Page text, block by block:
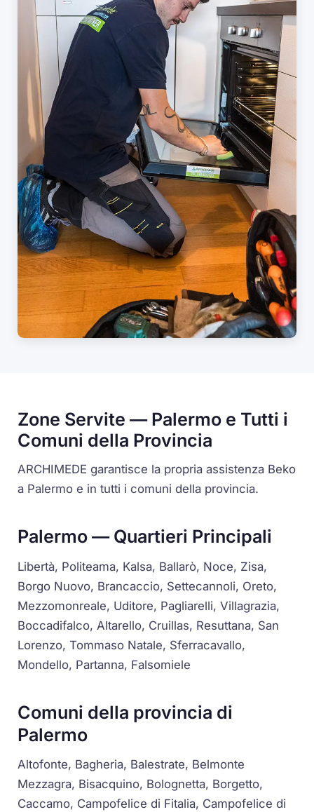
Zone Servite — Palermo e Tutti i
Comuni della Provincia
ARCHIMEDE garantisce la propria assistenza Beko
a Palermo e in tutti i comuni della provincia.
Palermo — Quartieri Principali
Libertà, Politeama, Kalsa, Ballarò, Noce, Zisa,
Borgo Nuovo, Brancaccio, Settecannoli, Oreto,
Mezzomonreale, Uditore, Pagliarelli, Villagrazia,
Boccadifalco, Altarello, Cruillas, Resuttana, San
Lorenzo, Tommaso Natale, Sferracavallo,
Mondello, Partanna, Falsomiele
Comuni della provincia di
Palermo
Altofonte, Bagheria, Balestrate, Belmonte
Mezzagra, Bisacquino, Bolognetta, Borgetto,
Caccamo, Campofelice di Fitalia, Campofelice di